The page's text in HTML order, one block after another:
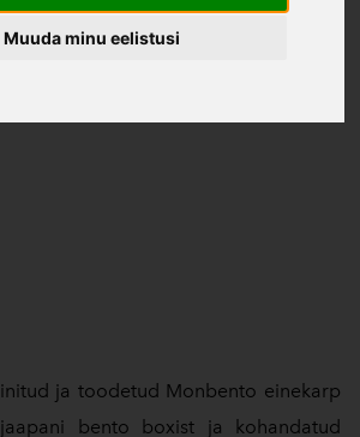
Muuda minu eelistusi
ja toodetud Monbento einekarp
bento boxist ja kohandatud